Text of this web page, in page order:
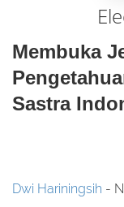
Membuka
Sastra
Dwi Hariningsih -